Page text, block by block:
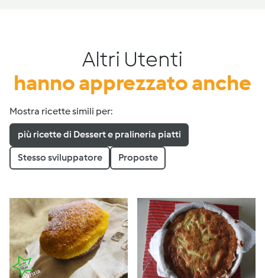
Altri Utenti
hanno apprezzato anche
Mostra ricette simili per:
più ricette di Dessert e pralineria piatti
Stesso sviluppatore Proposte